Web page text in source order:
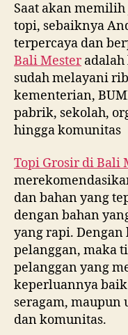
Saat akan
topi, sebaiknya
terpercaya dan
Bali Mesteradalah
sudah melayani
kementerian,
pabrik, sekolah,
hingga komunitas
Topi Grosir diBali
dan bahan yang
dengan bahan
yang rapi.
pelanggan, maka
pelanggan yang
keperluannya
seragam,
dan komunitas.